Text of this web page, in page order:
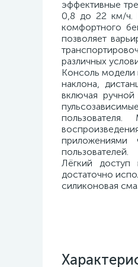
эффективные
0,8 до 22 км/ч.
комфортного
позволяет
различных
Консоль модели
наклона,
включая
приложениями
пользователей.
Лёгкий доступ
достаточно
силиконовая